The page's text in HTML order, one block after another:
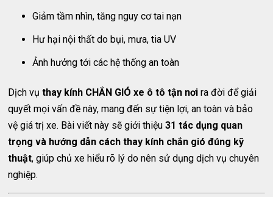
Giảm tầm nhìn, tăng nguy cơ tai nạn
Hư hại nội thất do bụi, mưa, tia UV
Ảnh hưởng tới các hệ thống an toàn
Dịch vụthay kính CHẮN GIÓ xe ô tô tận nơi ra đời để giải
quyết mọi vấn đề này, mang đến sự tiện lợi, an toàn và bảo
vệ giá trị xe. Bài viết này sẽ giới thiệu31 tác dụng quan
trọng và hướng dẫn cách thay kính chắn gió đúng kỹ
thuật, giúp chủ xe hiểu rõ lý do nên sử dụng dịch vụ chuyên
nghiệp.